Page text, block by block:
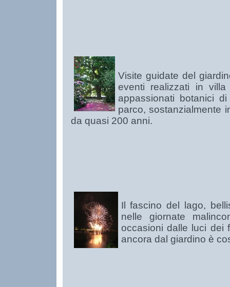
Visite guidate del
eventi realizzati in
appassionati botanici
parco, sostanzialmente
da quasi 200 anni.
Il fascino del lago,
nelle giornate
occasioni dalle luci dei
ancora dal giardino è